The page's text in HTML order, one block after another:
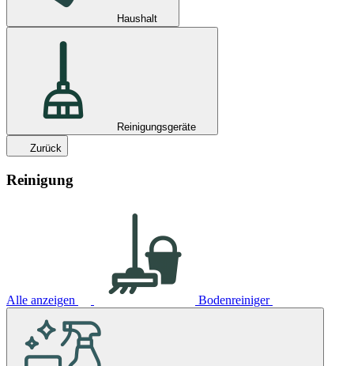
Haushalt
Reinigungsgeräte
Zurück
Reinigung
Alle anzeigen Bodenreiniger